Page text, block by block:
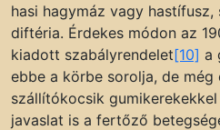
hasi hagymáz vagy hastífusz,
diftéria. Érdekes módon az
kiadott szabályrendelet[10] a
ebbe a körbe sorolja, de még
szállítókocsik
javaslat is a fertőző